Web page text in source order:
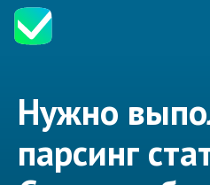
Нужно
парсинг